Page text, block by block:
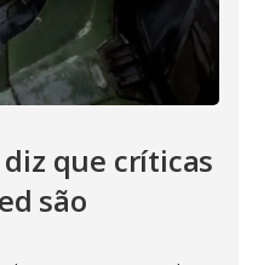
que críticas
são